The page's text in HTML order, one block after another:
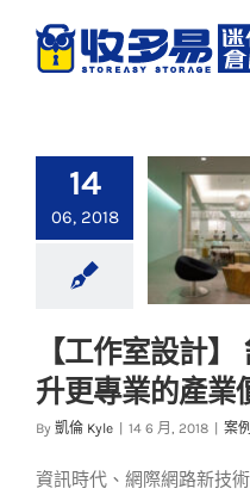
14
06, 2018
【工作
的工作
業
【工作室設計
升更專業的產業
By 凱倫 Kyle 14 6 月, 2018 案
資訊時代、網際網路新技